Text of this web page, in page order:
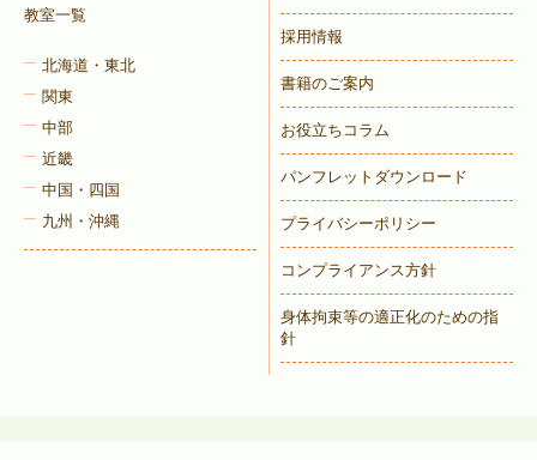
教室一覧
北海道・東北
関東
中部
近畿
中国・四国
九州・沖縄
採用情報
書籍のご案内
お役立ちコラム
パンフレットダウンロード
プライバシーポリシー
コンプライアンス方針
身体拘束等の適正化のための指
針